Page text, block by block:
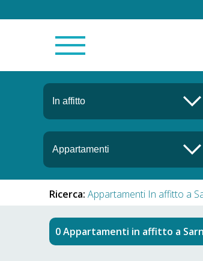
Ricerca: Appartamenti In affitto a
Appartamenti in affitto a